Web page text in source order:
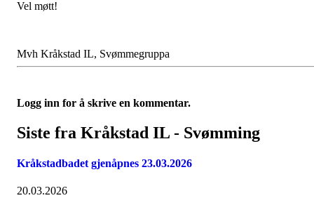
Vel møtt!
Mvh Kråkstad IL, Svømmegruppa
Logg inn for å skrive en kommentar.
Siste fra Kråkstad IL - Svømming
Kråkstadbadet gjenåpnes 23.03.2026
20.03.2026